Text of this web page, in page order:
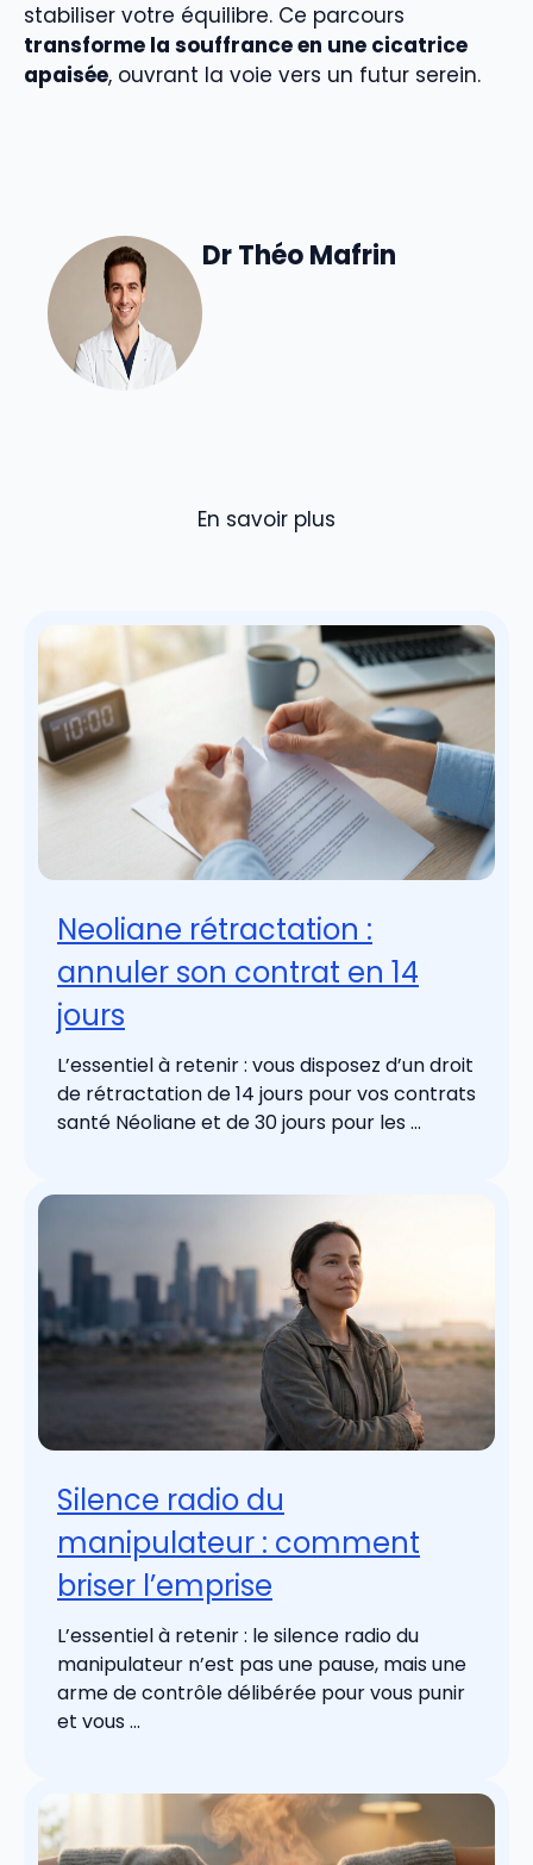
stabiliser votre équilibre. Ce parcours
transforme la souffrance en une cicatrice
apaisée, ouvrant la voie vers un futur serein.
Dr Théo Mafrin
En savoir plus
Neoliane rétractation :
annuler son contrat en 14
jours
L’essentiel à retenir : vous disposez d’un droit
de rétractation de 14 jours pour vos contrats
santé Néoliane et de 30 jours pour les ...
Silence radio du
manipulateur : comment
briser l’emprise
L’essentiel à retenir : le silence radio du
manipulateur n’est pas une pause, mais une
arme de contrôle délibérée pour vous punir
et vous ...